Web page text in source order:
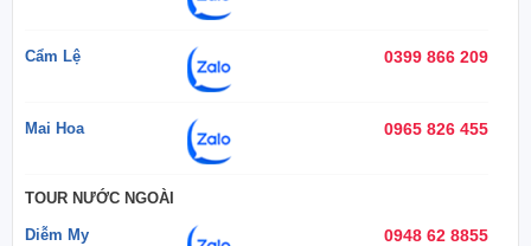
Cẩm Lệ 0399 866 209
Mai Hoa 0965 826 455
TOUR NƯỚC NGOÀI
Diễm My 0948 62 8855